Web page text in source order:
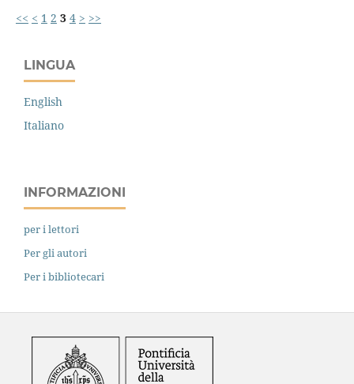
<< < 1 2 3 4 > >>
LINGUA
English
Italiano
INFORMAZIONI
per i lettori
Per gli autori
Per i bibliotecari